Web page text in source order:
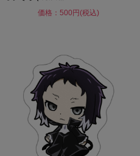
価格：500円(税込)